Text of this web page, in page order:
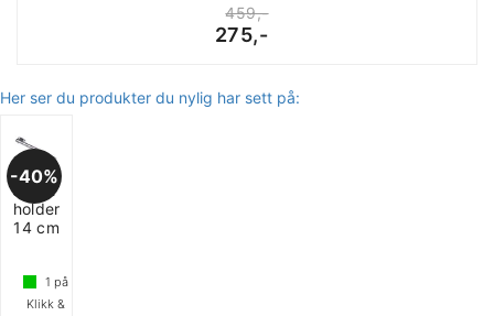
459,-
275,-
Her ser du produkter du nylig har sett på:
40%
Støtteluke-
holder
14 cm
1 på
Klikk &